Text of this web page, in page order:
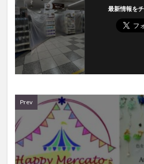
最新情報を
Prev